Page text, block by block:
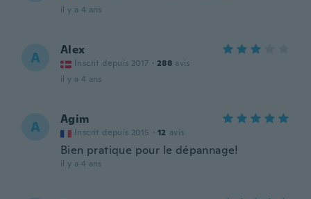
il y a 4 ans
A Alex
Inscrit depuis 2017 · 288 avis
il y a 4 ans
A Agim
Inscrit depuis 2015 · 12 avis
Bien pratique pour le dépannage!
il y a 4 ans